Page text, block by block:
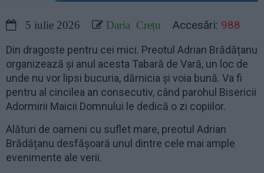
5 iulie 2026 Daria Crețu Accesări: 988
Din dragoste pentru cei mici. Preotul Adrian Brădățanu
organizează și anul acesta Tabară de Vară, un loc de
unde nu vor lipsi bucuria, dărnicia și voia bună. Va fi
pentru al cincilea an consecutiv, când parohul Bisericii
Adormirii Maicii Domnului le dedică o zi copiilor.
Alături de oameni cu suflet mare, preotul Adrian
Brădățanu desfășoară unul dintre cele mai ample
evenimente ale verii.